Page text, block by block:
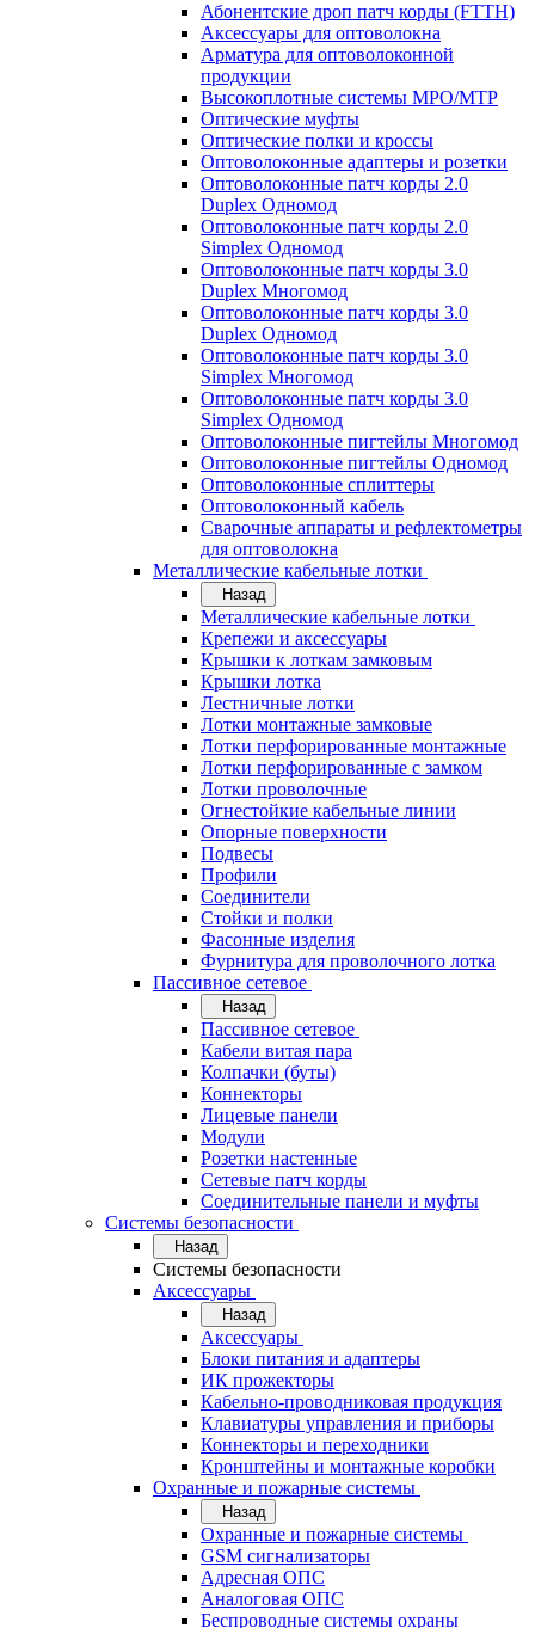
Абонентские дроп патч корды (FTTH)
Аксессуары для оптоволокна
Арматура для оптоволоконной
продукции
Высокоплотные системы MPO/MTP
Оптические муфты
Оптические полки и кроссы
Оптоволоконные адаптеры и розетки
Оптоволоконные патч корды 2.0
Duplex Одномод
Оптоволоконные патч корды 2.0
Simplex Одномод
Оптоволоконные патч корды 3.0
Duplex Многомод
Оптоволоконные патч корды 3.0
Duplex Одномод
Оптоволоконные патч корды 3.0
Simplex Многомод
Оптоволоконные патч корды 3.0
Simplex Одномод
Оптоволоконные пигтейлы Многомод
Оптоволоконные пигтейлы Одномод
Оптоволоконные сплиттеры
Оптоволоконный кабель
Сварочные аппараты и рефлектометры
для оптоволокна
Металлические кабельные лотки
Назад
Металлические кабельные лотки
Крепежи и аксессуары
Крышки к лоткам замковым
Крышки лотка
Лестничные лотки
Лотки монтажные замковые
Лотки перфорированные монтажные
Лотки перфорированные с замком
Лотки проволочные
Огнестойкие кабельные линии
Опорные поверхности
Подвесы
Профили
Соединители
Стойки и полки
Фасонные изделия
Фурнитура для проволочного лотка
Пассивное сетевое
Назад
Пассивное сетевое
Кабели витая пара
Колпачки (буты)
Коннекторы
Лицевые панели
Модули
Розетки настенные
Сетевые патч корды
Соединительные панели и муфты
Системы безопасности
Назад
Системы безопасности
Аксессуары
Назад
Аксессуары
Блоки питания и адаптеры
ИК прожекторы
Кабельно-проводниковая продукция
Клавиатуры управления и приборы
Коннекторы и переходники
Кронштейны и монтажные коробки
Охранные и пожарные системы
Назад
Охранные и пожарные системы
GSM сигнализаторы
Адресная ОПС
Аналоговая ОПС
Беспроводные системы охраны